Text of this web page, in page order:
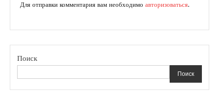
Для отправки комментария вам необходимо авторизоваться.
Поиск
Поиск